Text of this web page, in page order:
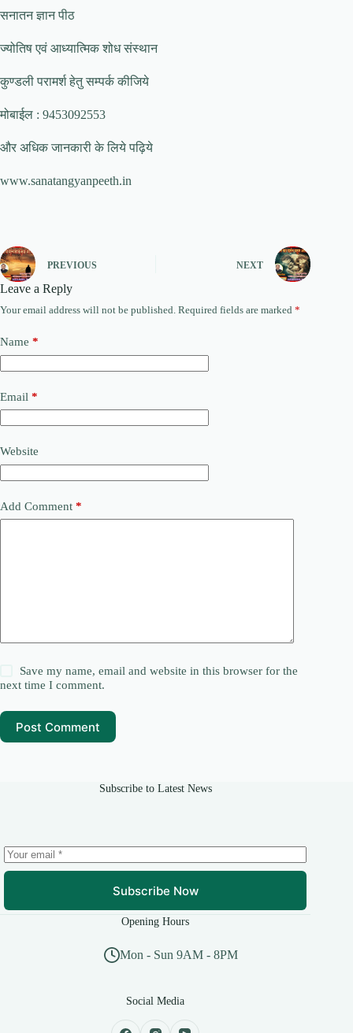
सनातन ज्ञान पीठ
ज्योतिष एवं आध्यात्मिक शोध संस्थान
कुण्डली परामर्श हेतु सम्पर्क कीजिये
मोबाईल : 9453092553
और अधिक जानकारी के लिये पढ़िये
www.sanatangyanpeeth.in
PREVIOUS NEXT
Leave a Reply
Your email address will not be published. Required fields are marked *
Name *
Email *
Website
Add Comment *
Save my name, email and website in this browser for the
next time I comment.
Post Comment
Subscribe to Latest News
Subscribe Now
Opening Hours
Mon - Sun 9AM - 8PM
Social Media